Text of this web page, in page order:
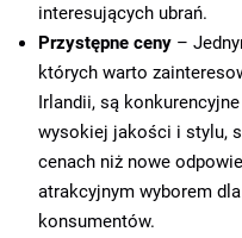
interesujących ubrań.
Przystępne ceny –
których warto
Irlandii, są
wysokiej jakości i stylu,
cenach niż nowe
atrakcyjnym wyborem
konsumentów.